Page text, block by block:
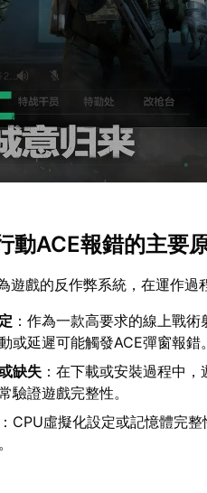
動ACE報錯的主要
遊戲的反作弊系統，在運作過
：作為一款高要求的線上戰
或延遲可能觸發ACE彈窗報錯。
缺失 ：在下載或安裝過程中
驗證遊戲完整性。
：CPU虛擬化設定或記憶體完